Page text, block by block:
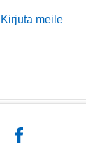
Kirjuta meile